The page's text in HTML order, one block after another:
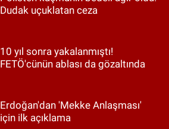
Dudak uçuklatan ceza
10 yıl sonra yakalanmıştı!
FETÖ'cünün ablası da gözaltında
Erdoğan'dan 'Mekke Anlaşması'
için ilk açıklama